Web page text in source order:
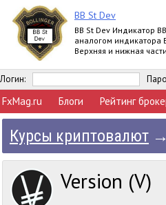
BB St Dev
BB St Dev Индикатор
аналогом индикатора
Верхняя и нижная
помощи iStd
Логин:
FxMag.ru Блоги Рейтинг
Курсы криптовалют →
Version (V)